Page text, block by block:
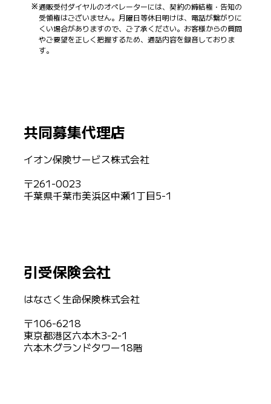
通販受付ダイヤルのオペレーターには、契約の締結権・告知の
受領権はございません。月曜日等休日明けは、電話が繋がりに
くい場合がありますので、ご了承ください。お客様からの質問
やご要望を正しく把握するため、通話内容を録音しておりま
す。
共同募集代理店
イオン保険サービス株式会社
〒261-0023
千葉県千葉市美浜区中瀬1丁目5-1
引受保険会社
はなさく生命保険株式会社
〒106-6218
東京都港区六本木3-2-1
六本木グランドタワー18階